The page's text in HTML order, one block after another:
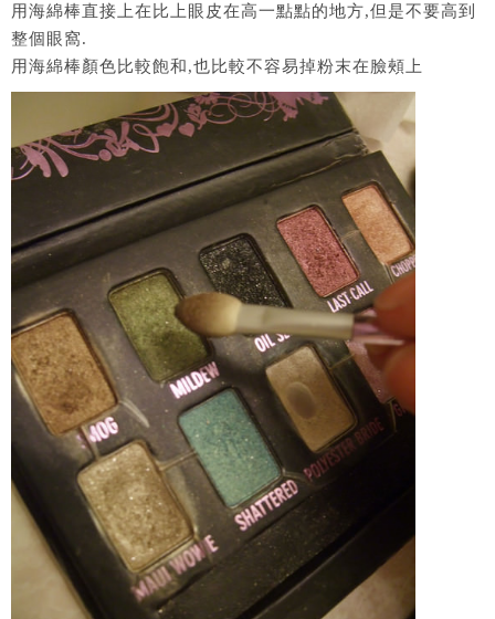
用海綿棒直接上在比上眼皮在高一點點的地方,但是不要高到
整個眼窩.
用海綿棒顏色比較飽和,也比較不容易掉粉末在臉頰上